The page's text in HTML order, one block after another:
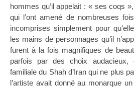
hommes qu’il appelait : « ses coqs
qui l’ont amené de nombreuses
incomprises simplement pour
les mains de personnages qu’il
furent à la fois magnifiques de
parfois par des choix audacieux,
familiale du Shah d’Iran qui ne plus
l’artiste avait donné au monarque